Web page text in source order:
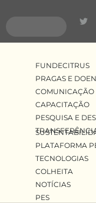
PLATAFORMA
TECNOLOGIAS
COLHEITA
NOTÍCIAS
PES
FUNDECITRUS
PRAGAS E
COMUNICAÇÃO
CAPACITAÇÃO
PESQUISA E